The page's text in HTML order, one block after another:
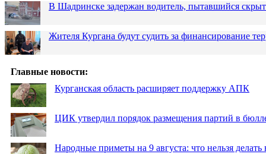
В Шадринске задержан водитель, пытавшийся
Жителя Кургана будут судить за финансирование
Главные новости:
Курганская область расширяет поддержку АПК
ЦИК утвердил порядок размещения партий в
Народные приметы на 9 августа: что нельзя